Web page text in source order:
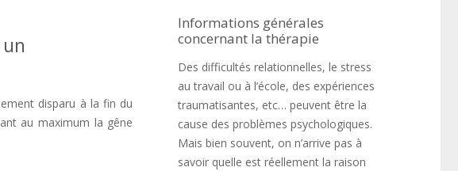
disparu à la fin du
au maximum la gêne
Informations générales
concernant la thérapie
Des difficultés relationnelles, le stress
au travail ou à l’école, des expériences
traumatisantes, etc… peuvent être la
cause des problèmes psychologiques.
Mais bien souvent, on n’arrive pas à
savoir quelle est réellement la raison